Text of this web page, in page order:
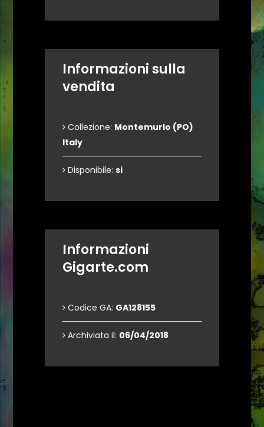
Informazioni sulla
vendita
Collezione: Montemurlo (PO)
Italy
Disponibile: si
Informazioni
Gigarte.com
Codice GA: GA128155
Archiviata il: 06/04/2018